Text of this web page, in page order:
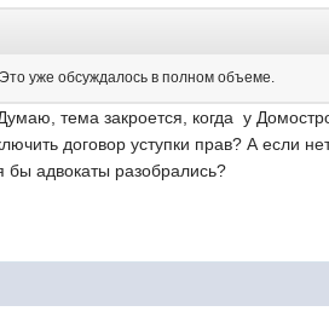
уже обсуждалось в полном объеме.
тема закроется, когда у
договор уступки прав? А если
бы адвокаты разобрались?